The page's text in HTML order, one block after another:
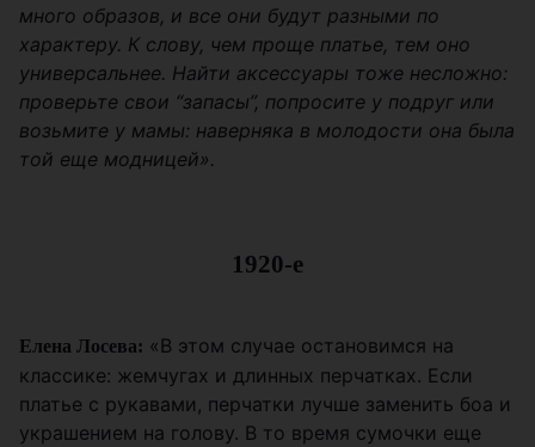
много образов, и все они будут разными по
характеру. К слову, чем проще платье, тем оно
универсальнее. Найти аксессуары тоже несложно:
проверьте свои “запасы”, попросите у подруг или
возьмите у мамы: наверняка в молодости она была
той еще модницей».
1920-е
Елена Лосева: «В этом случае остановимся на
классике: жемчугах и длинных перчатках. Если
платье с рукавами, перчатки лучше заменить боа и
украшением на голову. В то время сумочки еще